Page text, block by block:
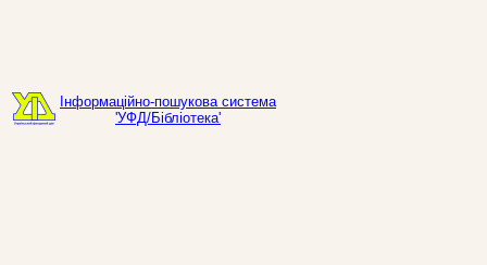
Інформаційно-пошукова система
'УФД/Бібліотека'